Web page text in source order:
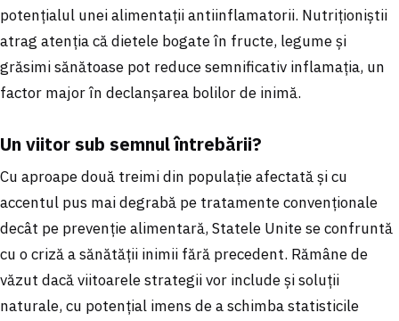
potențialul unei alimentații antiinflamatorii. Nutriționiștii
atrag atenția că dietele bogate în fructe, legume și
grăsimi sănătoase pot reduce semnificativ inflamația, un
factor major în declanșarea bolilor de inimă.
Un viitor sub semnul întrebării?
Cu aproape două treimi din populație afectată și cu
accentul pus mai degrabă pe tratamente convenționale
decât pe prevenție alimentară, Statele Unite se confruntă
cu o criză a sănătății inimii fără precedent. Rămâne de
văzut dacă viitoarele strategii vor include și soluții
naturale, cu potențial imens de a schimba statisticile